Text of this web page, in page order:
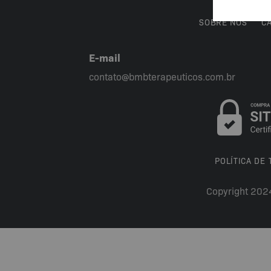
SOBRE NÓS
E-mail
contato@bmbterapeuticos.com.br
POLÍTICA DE
Copyright